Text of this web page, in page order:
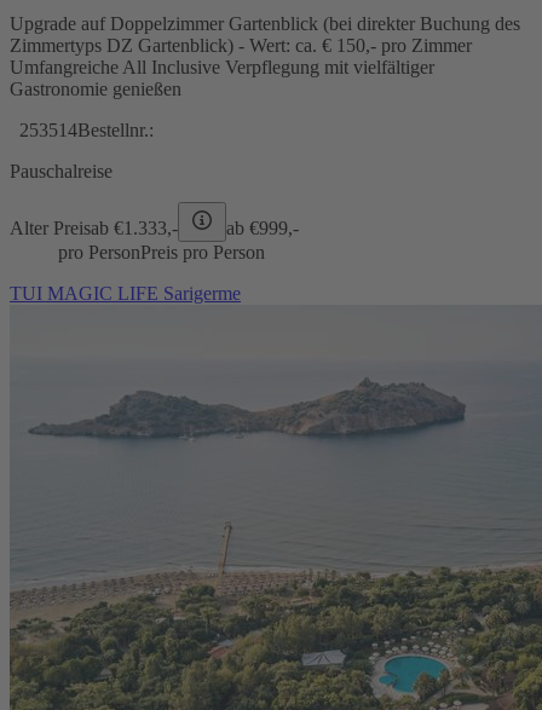
Upgrade auf Doppelzimmer Gartenblick (bei direkter Buchung des
Zimmertyps DZ Gartenblick) - Wert: ca. € 150,- pro Zimmer
Umfangreiche All Inclusive Verpflegung mit vielfältiger
Gastronomie genießen
253514Bestellnr.:
Pauschalreise
Alter Preisab €1.333,- ab €999,-
pro PersonPreis pro Person
TUI MAGIC LIFE Sarigerme